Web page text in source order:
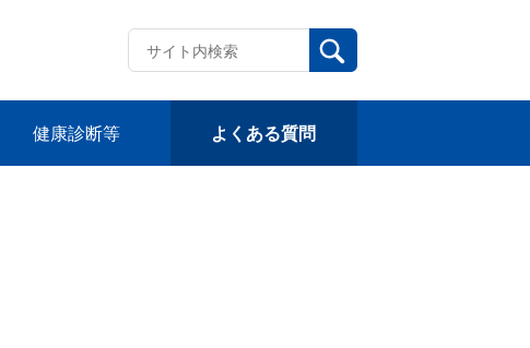
健康診断等 よくある質問